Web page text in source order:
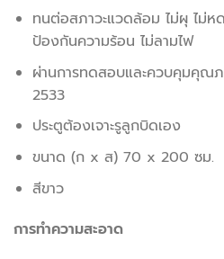
ทนต่อสภาวะแวดล้อม ไม่ผุ ไม่
ป้องกันความร้อน ไม่ลามไฟ
ผ่านการทดสอบและควบคุมคุณ
2533
ประตูต้องเจาะรูลูกบิดเอง
ขนาด (ก x ส) 70 x 200 ซม.
สีขาว
การทำความสะอาด